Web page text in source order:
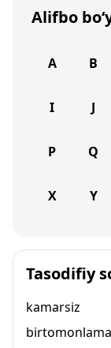
Alifbo
A B
I J
P Q
X Y
Tasodifiy
kamarsiz